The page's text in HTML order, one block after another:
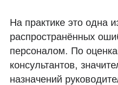
На практике это одна
распространённых
персоналом. По
консультантов,
назначений